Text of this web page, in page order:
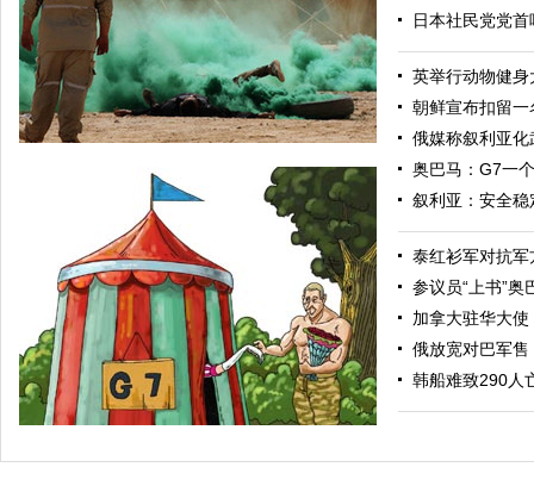
“渴望之狮”多国联合军演举行 美军秀军事力量
日本社民党党
英举行动物健
朝鲜宣布扣留
俄媒称叙利亚
奥巴马：G7一
叙利亚：安全
泰红衫军对抗
参议员“上书”奥
加拿大驻华大
俄放宽对巴军
韩船难致290人